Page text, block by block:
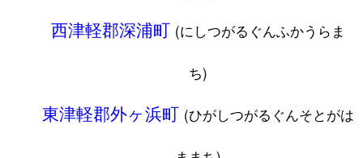
西津軽郡深浦町 (にしつがるぐんふかうらま
ち)
東津軽郡外ヶ浜町 (ひがしつがるぐんそとがは